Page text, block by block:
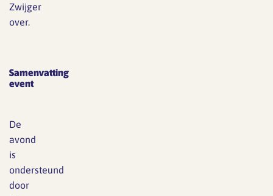
Zwijger
over.
Samenvatting
event
De
avond
is
ondersteund
door